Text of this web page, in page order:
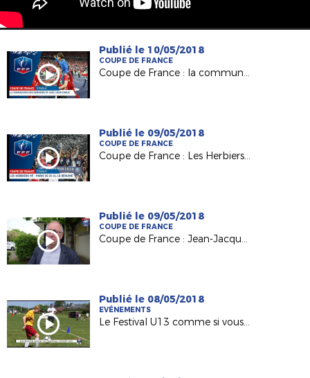
Publié le 10/05/2018
COUPE DE FRANCE
Coupe de France : la communion des Herbiers VF avec son public
Publié le 09/05/2018
COUPE DE FRANCE
Coupe de France : Les Herbiers / PSG (0-2), le résumé
Publié le 09/05/2018
COUPE DE FRANCE
Coupe de France : Jean-Jacques Gazeau (Pdt District 85) derrière Les Herbiers VF
Publié le 08/05/2018
EVÉNEMENTS
Le Festival U13 comme si vous y étiez !